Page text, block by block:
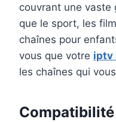
couvrant une vaste
que le sport, les
chaînes pour
vous que votre iptv
les chaînes qui